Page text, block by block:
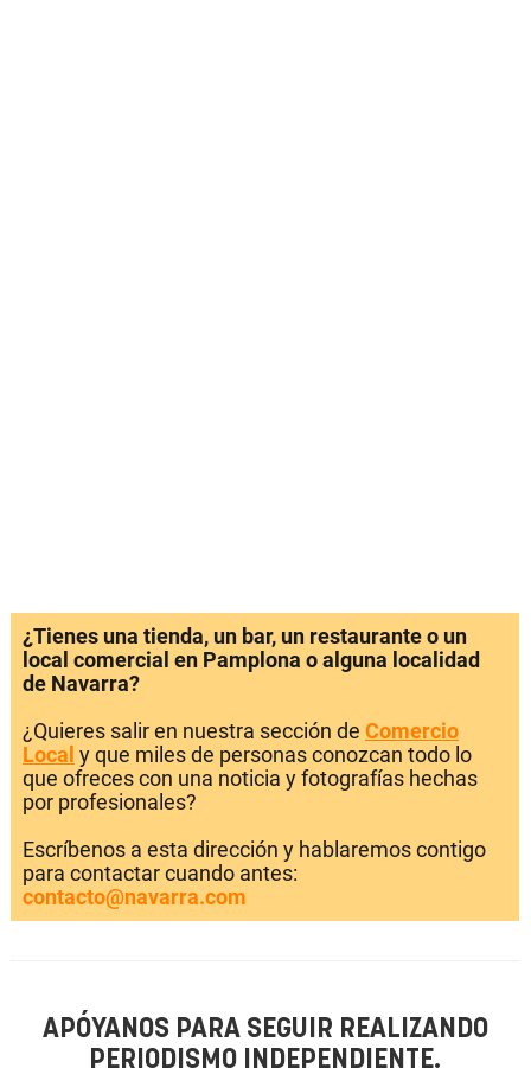
¿Tienes una tienda, un bar, un restaurante o un
local comercial en Pamplona o alguna localidad
de Navarra?
¿Quieres salir en nuestra sección de Comercio
Local y que miles de personas conozcan todo lo
que ofreces con una noticia y fotografías hechas
por profesionales?
Escríbenos a esta dirección y hablaremos contigo
para contactar cuando antes:
contacto@navarra.com
APÓYANOS PARA SEGUIR REALIZANDO
PERIODISMO INDEPENDIENTE.